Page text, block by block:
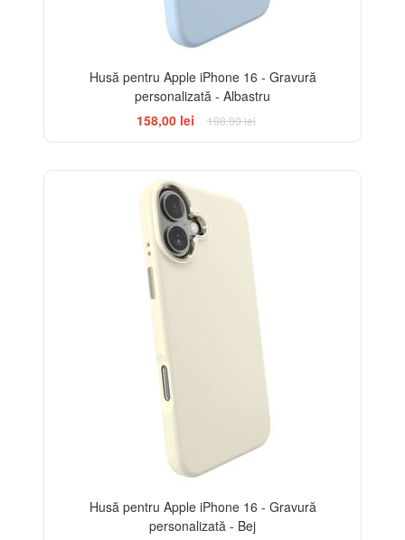
Husă pentru Apple iPhone 16 - Gravură
personalizată - Albastru
158,00 lei
198,00 lei
Husă pentru Apple iPhone 16 - Gravură
personalizată - Bej